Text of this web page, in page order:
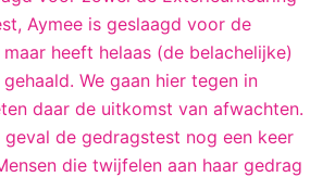
Aymee is geslaagd voor de
heeft helaas (de belachelijke)
We gaan hier tegen in
daar de uitkomst van afwachten.
geval de gedragstest nog een keer
die twijfelen aan haar gedrag